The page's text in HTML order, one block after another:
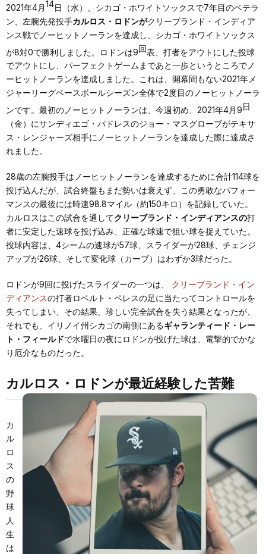
2021年4月14日（水）、シカゴ・ホワイトソックスで7年目のベテラ
ン、左腕先発投手カルロス・ロドンがクリーブランド・インディア
ンス戦でノーヒットノーランを達成し、シカゴ・ホワイトソックス
が8対0で勝利しました。ロドンは9回表、打者をアウトにした投球
でアウトにし、パーフェクトゲームまであと一歩というところでノ
ーヒットノーランを達成しました。これは、開幕間もない2021年メ
ジャーリーグベースボールシーズン全体で2度目のノーヒットノーラ
ンです。最初のノーヒットノーランは、今週初め、2021年4月9日
（金）にサンディエゴ・パドレスのジョー・マスグローブがテキサ
ス・レンジャーズ相手にノーヒットノーランを達成した際に達成さ
れました。
28歳の左腕投手はノーヒットノーランを達成するために合計114球を
投げ込んだが、試合終盤もまだ勢いは衰えず、この勇敢なパフォー
マンスの最後には時速98.8マイル（約150キロ）を記録していた。
カルロスはこの試合を通してクリーブランド・インディアンスの打
者に安定した速球を投げ込み、正確な球速で狙い球を捉えていた。
投球内容は、4シームの速球が57球、スライダーが28球、チェンジ
アップが26球、そして変化球（カーブ）はわずか3球だった。
ロドンが9回に投げたスライダーの一つは、 クリーブランド・イン
ディアンスの打者ロベルト・ペレスの足に当たってコントロールを
失ってしまい、その結果、珍しい完全試合を失う結果となったが、
それでも、イリノイ州シカゴの南側にあるギャランティード・レー
ト・フィールドで水曜日の夜にロドンが投げた球は、電撃的でかな
り厄介なものだった。
カルロス・ロドンが最近経験した苦難
カ
ル
ロ
ス
の
野
球
人
生
は